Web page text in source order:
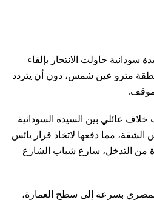
حاولت الانتحار بإلقاء
مترو عين شمس، دون أن يتردد
خلاف عائلي بين السيدة السودانية
مما دفعها لاتخاذ قرار يائس
من التدخل، سارع شباب الشارع
بسرعة إلى سطح العمارة،